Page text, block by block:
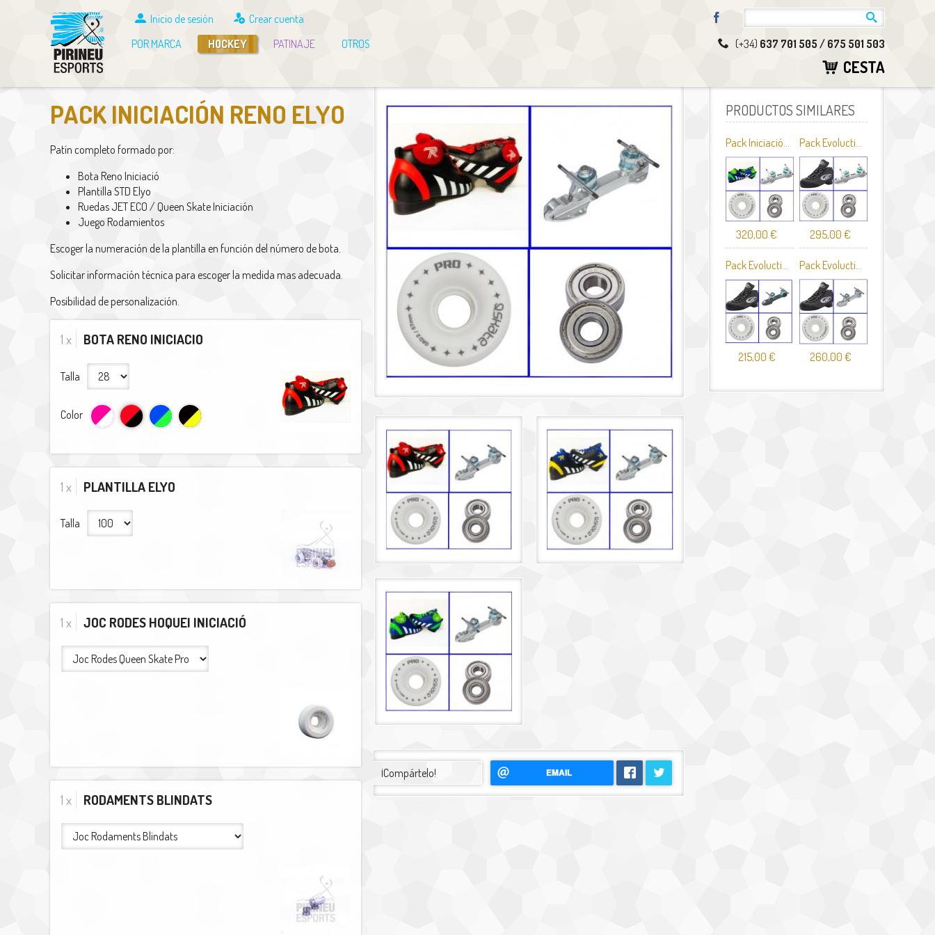
Inicio de sesión
Crear cuenta
POR MARCA
HOCKEY PATINAJE OTROS (+34) 637 701 505 / 675 501 503
CESTA
PACK INICIACIÓN RENO ELYO
Patín completo formado por:
Bota Reno Iniciació
Plantilla STD Elyo
Ruedas JET ECO / Queen Skate Iniciación
Juego Rodamientos
Escoger la numeración de la plantilla en función del número de bota.
Solicitar información técnica para escoger la medida mas adecuada.
Posibilidad de personalización.
1 x BOTA RENO INICIACIO
Talla
Color
1 x PLANTILLA ELYO
Talla
1 x JOC RODES HOQUEI INICIACIÓ
1 x RODAMENTS BLINDATS
¡Compártelo! EMAIL
PRODUCTOS SIMILARES
Pack Iniciación Reno Variant
320,00 €
Pack Evoluction Variant
295,00 €
215,00 € 260,00 €